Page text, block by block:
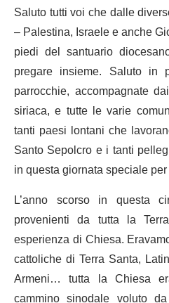
Saluto tutti voi che dalle
– Palestina, Israele e anche
piedi del santuario
pregare insieme. Saluto in
parrocchie, accompagnate
siriaca, e tutte le varie
tanti paesi lontani che
Santo Sepolcro e i tanti
in questa giornata speciale
L’anno scorso in questa
provenienti da tutta la
esperienza di Chiesa.
cattoliche di Terra Santa,
Armeni… tutta la Chiesa